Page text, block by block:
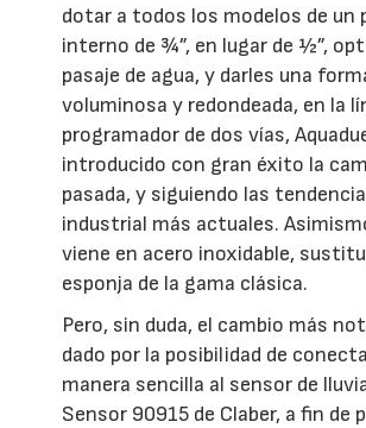
dotar a todos los modelos de un
interno de ¾”, en lugar de ½”,
pasaje de agua, y darles una
voluminosa y redondeada, en la
programador de dos vías,
introducido con gran éxito la
pasada, y siguiendo las
industrial más actuales.
viene en acero inoxidable,
esponja de la gama clásica.
Pero, sin duda, el cambio más
dado por la posibilidad de
manera sencilla al sensor de
Sensor 90915 de Claber, a fin de